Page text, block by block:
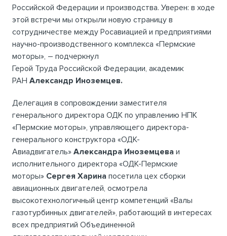
Российской Федерации и производства. Уверен: в ходе
этой встречи мы открыли новую страницу в
сотрудничестве между Росавиацией и предприятиями
научно-производственного комплекса «Пермские
моторы», – подчеркнул
Герой Труда Российской Федерации, академик
РАН Александр Иноземцев.
Делегация в сопровождении заместителя
генерального директора ОДК по управлению НПК
«Пермские моторы», управляющего директора-
генерального конструктора «ОДК-
Авиадвигатель» Александра Иноземцева и
исполнительного директора «ОДК-Пермские
моторы» Сергея Харина посетила цех сборки
авиационных двигателей, осмотрела
высокотехнологичный центр компетенций «Валы
газотурбинных двигателей», работающий в интересах
всех предприятий Объединенной